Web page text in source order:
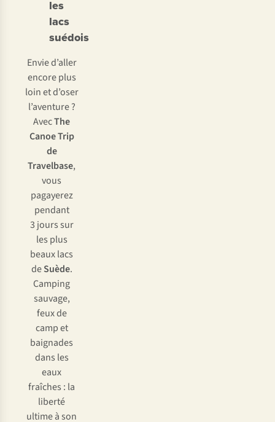
les
lacs
suédois
Envie d’aller
encore plus
loin et d’oser
l’aventure ?
AvecThe
Canoe Trip
de
Travelbase,
vous
pagayerez
pendant
3 jours sur
les plus
beaux lacs
deSuède.
Camping
sauvage,
feux de
camp et
baignades
dans les
eaux
fraîches : la
liberté
ultime à son